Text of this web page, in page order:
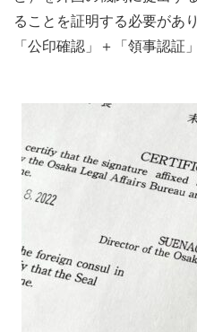
ることを証明する必要があ
「公印確認」＋「領事認証